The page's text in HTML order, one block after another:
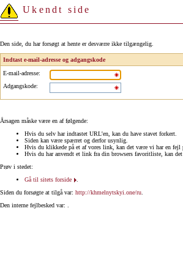
Ukendt side
Den side, du har forsøgt at hente er desværre ikke tilgængelig.
Indtast e-mail-adresse og adgangskode
E-mail-adresse:
Adgangskode:
Årsagen måske være en af følgende:
Hvis du selv har indtastet URL'en, kan du have stavet forkert.
Siden kan være spærret og derfor usynlig.
Hvis du klikkede på et af vores link, kan det være vi har en fejl
Hvis du har anvendt et link fra din browsers favoritliste, kan
Prøv i stedet:
Gå til sitets forside
Siden du forsøgte at tilgå var: http://khmelnytskyi.one/ru
Den interne fejlbesked var: .